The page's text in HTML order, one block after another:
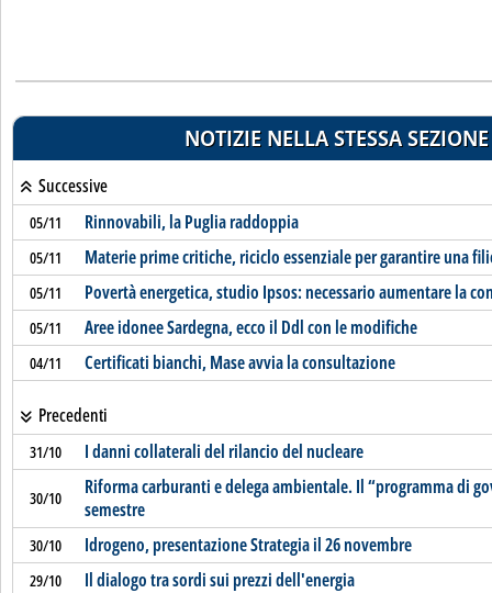
NOTIZIE NELLA STESSA SEZIONE
Successive
05/11 Rinnovabili, la Puglia raddoppia
05/11 Materie prime critiche, riciclo essenziale per garantire una
05/11 Povertà energetica, studio Ipsos: necessario aumentare la
05/11 Aree idonee Sardegna, ecco il Ddl con le modifiche
04/11 Certificati bianchi, Mase avvia la consultazione
Precedenti
31/10 I danni collaterali del rilancio del nucleare
30/10
Riforma carburanti e delega ambientale. Il “programma di
semestre
30/10 Idrogeno, presentazione Strategia il 26 novembre
29/10 Il dialogo tra sordi sui prezzi dell'energia